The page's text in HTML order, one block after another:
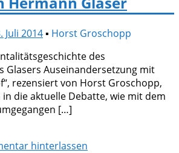
Juli 2014▪ Horst Groschopp
des
Glasers Auseinandersetzung mit
rezensiert von Horst Groschopp,
die aktuelle Debatte, wie mit dem
[…]
hinterlassen